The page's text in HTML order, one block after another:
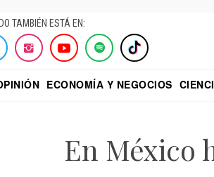
TAMBIÉN ESTÁ EN:
ECONOMÍA Y NEGOCIOS
En México